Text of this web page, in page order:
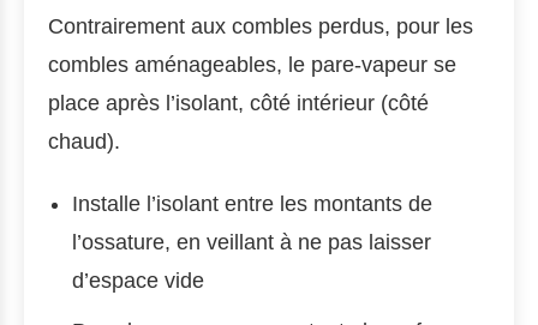
Contrairement aux combles perdus, pour les
combles aménageables, le pare-vapeur se
place après l’isolant, côté intérieur (côté
chaud).
Installe l’isolant entre les montants de
l’ossature, en veillant à ne pas laisser
d’espace vide